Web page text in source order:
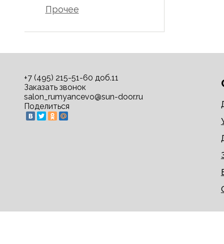
Прочее
+7 (495) 215-51-60 доб.11
Заказать звонок
salon_rumyancevo@sun-door.ru
Поделиться